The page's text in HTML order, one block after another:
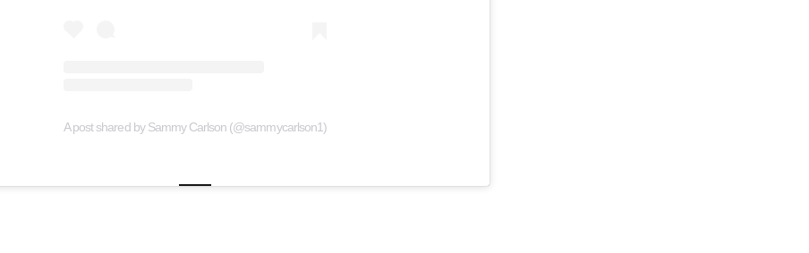
A post shared by Sammy Carlson (@sammycarlson1)